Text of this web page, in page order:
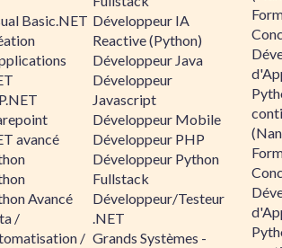
Basic.NET
avancé
Avancé
/
/
Développeur IA
Reactive (Python)
Développeur Java
Développeur
Javascript
Développeur Mobile
Développeur PHP
Développeur Python
Fullstack
Développeur/Testeur
.NET
Grands Systèmes -